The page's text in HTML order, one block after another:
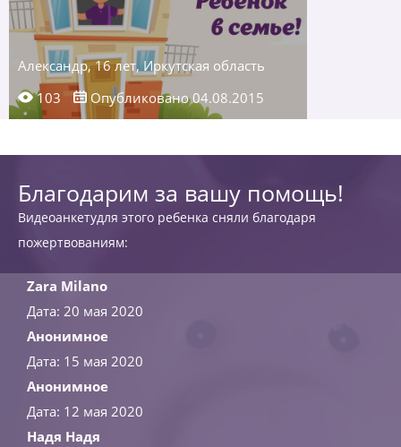
Александр, 16 лет, Иркутская область
103
Опубликовано 04.08.2015
Благодарим за вашу помощь!
Видеоанкетудля этого ребенка сняли благодаря
пожертвованиям:
Zara Milano
Дата: 20 мая 2020
Анонимное
Дата: 15 мая 2020
Анонимное
Дата: 12 мая 2020
Надя Надя